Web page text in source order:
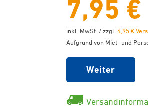
7,95 €
inkl. MwSt. / zzgl. 4,95 €
Aufgrund von Miet- und
Weiter